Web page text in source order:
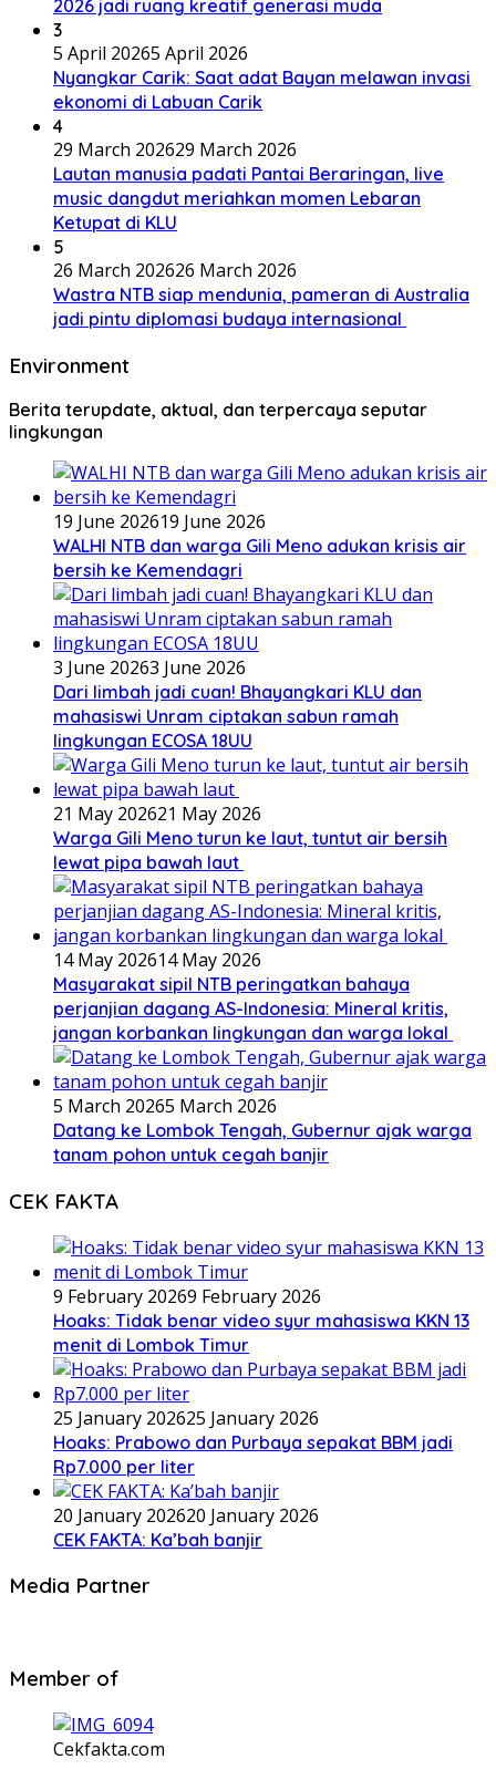
2026 jadi ruang kreatif generasi muda
3
5 April 20265 April 2026
Nyangkar Carik: Saat adat Bayan melawan invasi
ekonomi di Labuan Carik
4
29 March 202629 March 2026
Lautan manusia padati Pantai Beraringan, live
music dangdut meriahkan momen Lebaran
Ketupat di KLU
5
26 March 202626 March 2026
Wastra NTB siap mendunia, pameran di Australia
jadi pintu diplomasi budaya internasional
Environment
Berita terupdate, aktual, dan terpercaya seputar
lingkungan
19 June 202619 June 2026
WALHI NTB dan warga Gili Meno adukan krisis air
bersih ke Kemendagri
3 June 20263 June 2026
Dari limbah jadi cuan! Bhayangkari KLU dan
mahasiswi Unram ciptakan sabun ramah
lingkungan ECOSA 18UU
21 May 202621 May 2026
Warga Gili Meno turun ke laut, tuntut air bersih
lewat pipa bawah laut
14 May 202614 May 2026
Masyarakat sipil NTB peringatkan bahaya
perjanjian dagang AS-Indonesia: Mineral kritis,
jangan korbankan lingkungan dan warga lokal
5 March 20265 March 2026
Datang ke Lombok Tengah, Gubernur ajak warga
tanam pohon untuk cegah banjir
CEK FAKTA
9 February 20269 February 2026
Hoaks: Tidak benar video syur mahasiswa KKN 13
menit di Lombok Timur
25 January 202625 January 2026
Hoaks: Prabowo dan Purbaya sepakat BBM jadi
Rp7.000 per liter
20 January 202620 January 2026
CEK FAKTA: Ka’bah banjir
Media Partner
Member of
Cekfakta.com